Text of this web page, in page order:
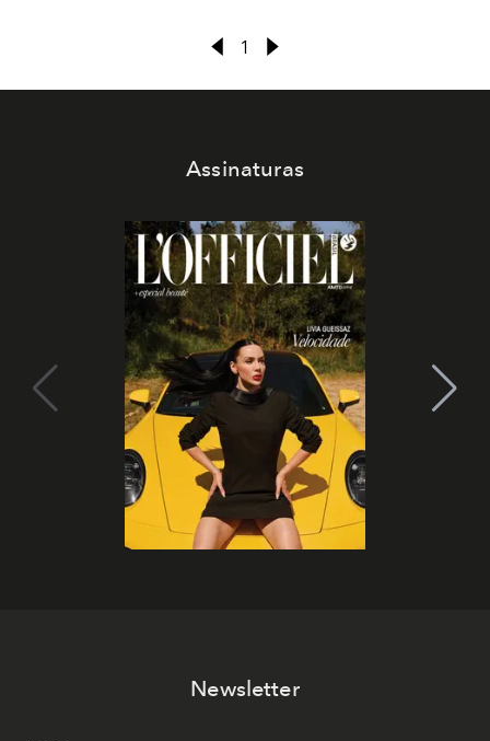
1
Assinaturas
Newsletter